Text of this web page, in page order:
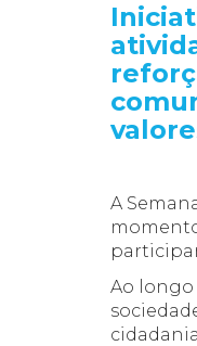
A
Ao longo